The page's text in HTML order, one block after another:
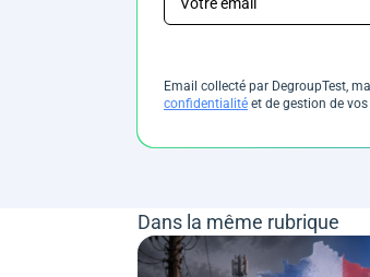
Email collecté par DegroupTest,
confidentialité et de gestion de
Dans la même rubrique